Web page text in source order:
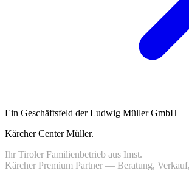
Ein Geschäftsfeld der Ludwig Müller GmbH
Kärcher Center Müller.
Ihr Tiroler Familienbetrieb aus Imst.
Kärcher Premium Partner — Beratung,